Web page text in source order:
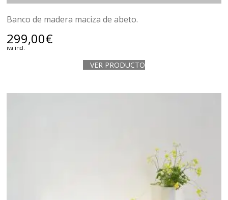
Banco de madera maciza de abeto.
299,00€
iva incl.
VER PRODUCTO